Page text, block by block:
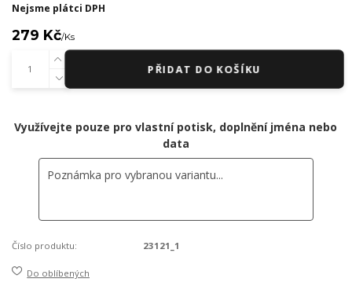
Nejsme plátci DPH
279 Kč/Ks
PŘIDAT DO KOŠÍKU
Využívejte pouze pro vlastní potisk, doplnění jména nebo
data
Číslo produktu: 23121_1
Do oblíbených